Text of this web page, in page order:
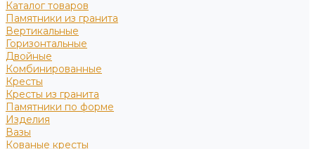
Каталог товаров
Памятники из гранита
Вертикальные
Горизонтальные
Двойные
Комбинированные
Кресты
Кресты из гранита
Памятники по форме
Изделия
Вазы
Кованые кресты